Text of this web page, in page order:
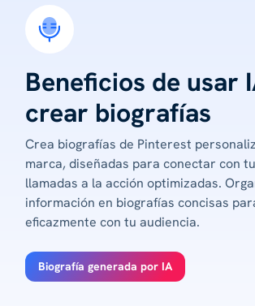
Beneficios de usar
crear biografías
Crea biografías de Pinterest
marca, diseñadas para conectar con
llamadas a la acción optimizadas.
información en biografías concisas
eficazmente con tu audiencia.
Biografía generada por IA